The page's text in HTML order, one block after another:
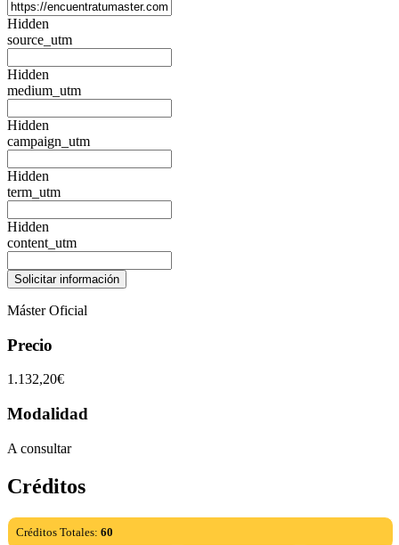
Hidden
source_utm
Hidden
medium_utm
Hidden
campaign_utm
Hidden
term_utm
Hidden
content_utm
Máster Oficial
Precio
1.132,20€
Modalidad
A consultar
Créditos
Créditos Totales: 60